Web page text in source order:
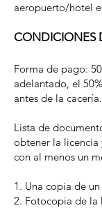
aeropuerto/hotel
CONDICIONES
Forma de pago:
adelantado, el
antes de la cacería.
Lista de
obtener la licencia
con al menos un
1. Una copia de
2. Fotocopia de la